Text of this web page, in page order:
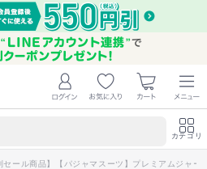
カテゴリ
セール商品】【パジャマスーツ】プレミアムジャ